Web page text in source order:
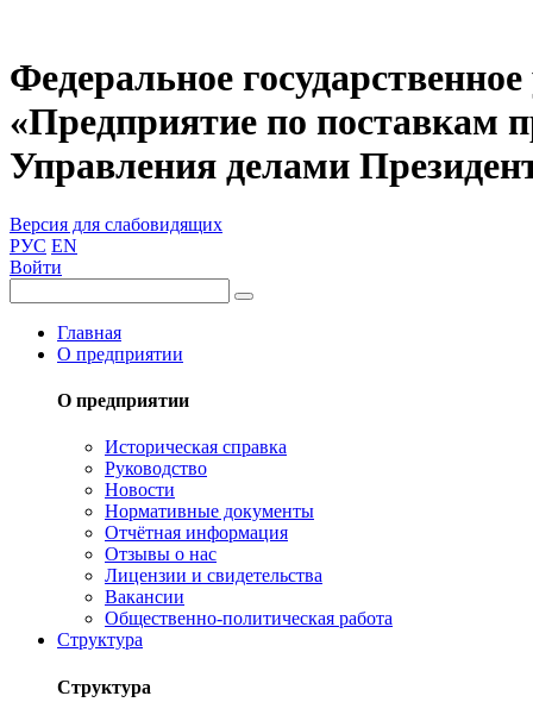
Федеральное
«Предприятие по поставкам
Управления делами
Версия для слабовидящих
РУС EN
Войти
Главная
О предприятии
О предприятии
Историческая справка
Руководство
Новости
Нормативные документы
Отчётная информация
Отзывы о нас
Лицензии и свидетельства
Вакансии
Общественно-политическая работа
Структура
Структура